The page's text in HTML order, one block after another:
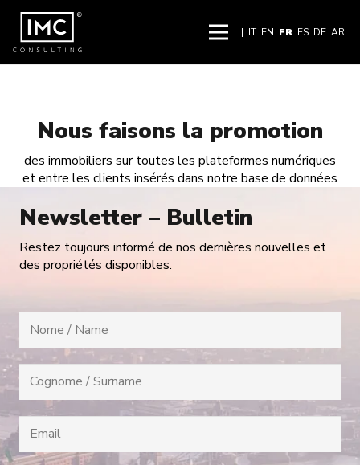
| IT EN FR ES DE AR
Nous faisons la promotion
des immobiliers sur toutes les plateformes numériques
et entre les clients insérés dans notre base de données
Newsletter – Bulletin
Restez toujours informé de nos dernières nouvelles et
des propriétés disponibles.